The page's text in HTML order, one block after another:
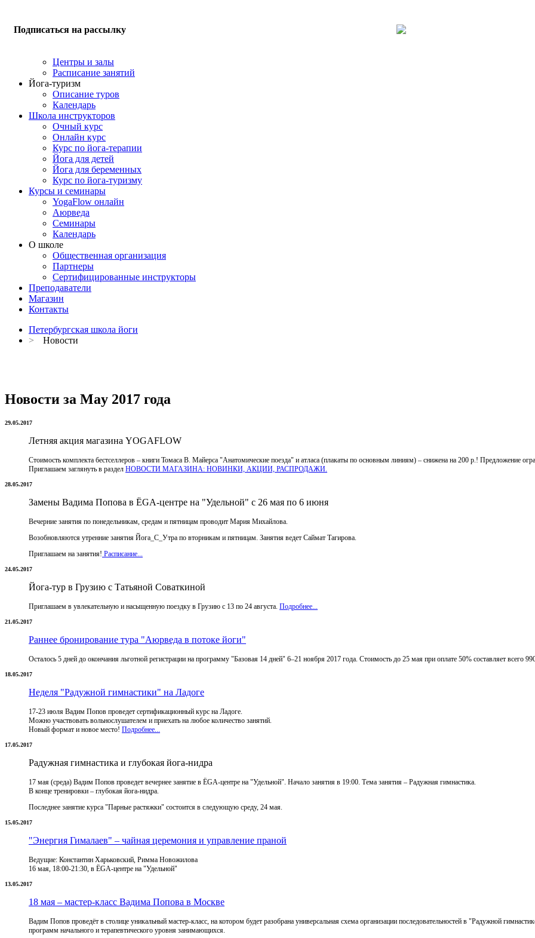
Подписаться на рассылку
Центры и залы
Расписание занятий
Йога-туризм
Описание туров
Календарь
Школа инструкторов
Очный курс
Онлайн курс
Курс по йога-терапии
Йога для детей
Йога для беременных
Курс по йога-туризму
Курсы и семинары
YogaFlow онлайн
Аюрведа
Семинары
Календарь
О школе
Общественная организация
Партнеры
Сертифицированные инструкторы
Преподаватели
Магазин
Контакты
Петербургская школа йоги
>
Новости
Новости за May 2017 года
29.05.2017
Летняя акция магазина YOGAFLOW
Стоимость комплекта бестселлеров – книги Томаса В. Майерса "Анатомические поезда" и атласа (плакаты по основным линиям) – снижена на 200 р.! Предложение
Приглашаем заглянуть в раздел НОВОСТИ МАГАЗИНА: НОВИНКИ, АКЦИИ, РАСПРОДАЖИ.
28.05.2017
Замены Вадима Попова в ЁGA-центре на "Удельной" с 26 мая по 6 июня
Вечерние занятия по понедельникам, средам и пятницам проводит Мария Михайлова.
Возобновляются утренние занятия Йога_С_Утра по вторникам и пятницам. Занятия ведет Саймат Тагирова.
Приглашаем на занятия! Расписание...
24.05.2017
Йога-тур в Грузию с Татьяной Соваткиной
Приглашаем в увлекательную и насыщенную поездку в Грузию с 13 по 24 августа. Подробнее...
21.05.2017
Раннее бронирование тура "Аюрведа в потоке йоги"
Осталось 5 дней до окончания льготной регистрации на программу "Базовая 14 дней" 6–21 ноября 2017 года. Стоимость до 25 мая при оплате 50% составляет всего
18.05.2017
Неделя "Радужной гимнастики" на Ладоге
17-23 июля Вадим Попов проведет сертификационный курс на Ладоге.
Можно участвовать вольнослушателем и приехать на любое количество занятий.
Новый формат и новое место! Подробнее...
17.05.2017
Радужная гимнастика и глубокая йога-нидра
17 мая (среда) Вадим Попов проведет вечернее занятие в ЁGA-центре на "Удельной". Начало занятия в 19:00. Тема занятия – Радужная гимнастика.
В конце тренировки – глубокая йога-нидра.
Последнее занятие курса "Парные растяжки" состоится в следующую среду, 24 мая.
15.05.2017
"Энергия Гималаев" – чайная церемония и управление праной
Ведущие: Константин Харьковский, Римма Новожилова
16 мая, 18:00-21:30, в ЁGА-центре на "Удельной"
13.05.2017
18 мая – мастер-класс Вадима Попова в Москве
Вадим Попов проведёт в столице уникальный мастер-класс, на котором будет разобрана универсальная схема организации последовательностей в "Радужной
программ начального и терапевтического уровня занимающихся.